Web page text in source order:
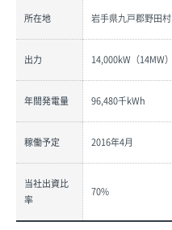
所在地 岩手県九戸郡野田村
出力 14,000kW（14MW）
年間発電量 96,480千kWh
稼働予定 2016年4月
当社出資比
率
70%